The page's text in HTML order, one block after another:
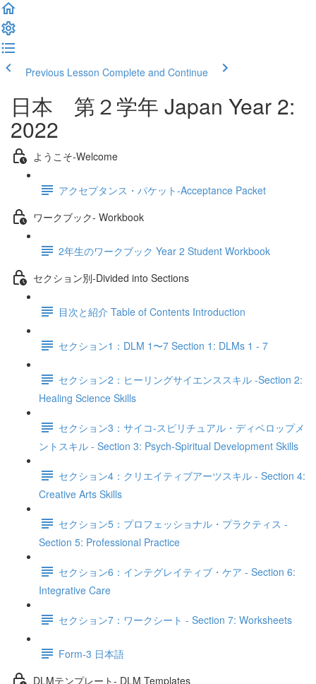
Previous Lesson Complete and Continue
日本 第２学年 Japan Year 2:
2022
ようこそ‐Welcome
アクセプタンス・パケット‐Acceptance Packet
ワークブック- Workbook
2年生のワークブック Year 2 Student Workbook
セクション別‐Divided into Sections
目次と紹介 Table of Contents Introduction
セクション1：DLM 1〜7 Section 1: DLMs 1 - 7
セクション2：ヒーリングサイエンススキル -Section 2:
Healing Science Skills
セクション3：サイコ‐スピリチュアル・ディベロップメ
ントスキル - Section 3: Psych-Spiritual Development Skills
セクション4：クリエイティブアーツスキル - Section 4:
Creative Arts Skills
セクション5：プロフェッショナル・プラクティス -
Section 5: Professional Practice
セクション6：インテグレイティブ・ケア - Section 6:
Integrative Care
セクション7：ワークシート - Section 7: Worksheets
Form-3 日本語
DLMテンプレート- DLM Templates